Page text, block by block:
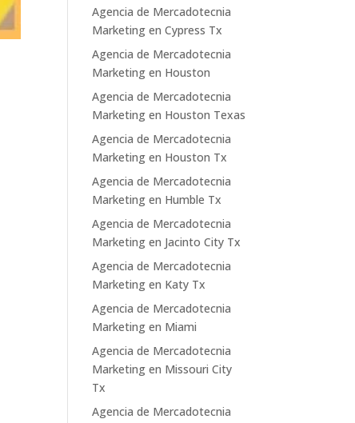
Agencia de Mercadotecnia
Marketing en Cypress Tx
Agencia de Mercadotecnia
Marketing en Houston
Agencia de Mercadotecnia
Marketing en Houston Texas
Agencia de Mercadotecnia
Marketing en Houston Tx
Agencia de Mercadotecnia
Marketing en Humble Tx
Agencia de Mercadotecnia
Marketing en Jacinto City Tx
Agencia de Mercadotecnia
Marketing en Katy Tx
Agencia de Mercadotecnia
Marketing en Miami
Agencia de Mercadotecnia
Marketing en Missouri City
Tx
Agencia de Mercadotecnia